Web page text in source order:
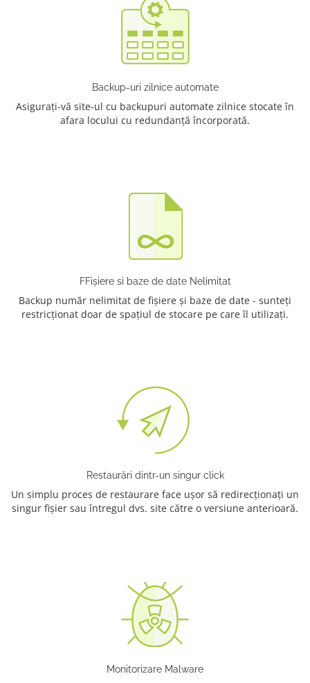
Backup-uri zilnice automate
Asigurați-vă site-ul cu backupuri automate zilnice stocate în
afara locului cu redundanță încorporată.
FFișiere si baze de date Nelimitat
Backup număr nelimitat de fișiere și baze de date - sunteți
restricționat doar de spațiul de stocare pe care îl utilizați.
Restaurări dintr-un singur click
Un simplu proces de restaurare face ușor să redirecționați un
singur fișier sau întregul dvs. site către o versiune anterioară.
Monitorizare Malware